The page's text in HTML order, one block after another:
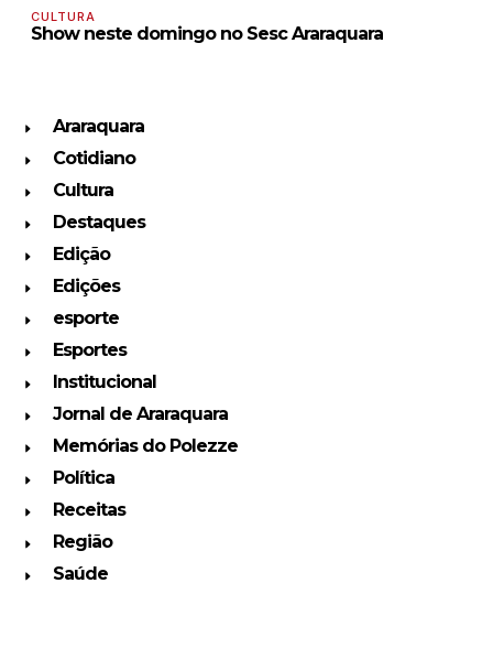
CULTURA
Show neste domingo no Sesc Araraquara
Araraquara
Cotidiano
Cultura
Destaques
Edição
Edições
esporte
Esportes
Institucional
Jornal de Araraquara
Memórias do Polezze
Política
Receitas
Região
Saúde